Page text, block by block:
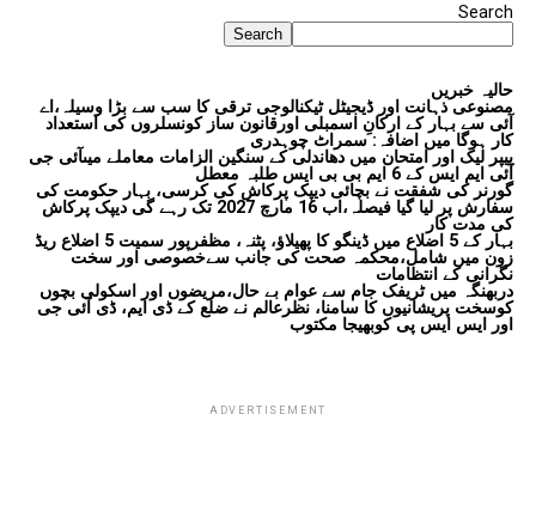
Search
Search
حالیہ خبریں
مصنوعی ذہانت اور ڈیجیٹل ٹیکنالوجی ترقی کا سب سے بڑا وسیلہ،اے
آئی سے بہار کے ارکانِ اسمبلی اورقانون ساز کونسلروں کی استعداد
کار ہوگا میں اضافہ: سمراٹ چوہدری
پیپر لیک اور امتحان میں دھاندلی کے سنگین الزامات معاملے میںآئی جی
آئی ایم ایس کے 6 ایم بی بی ایس طلبہ معطل
گورنر کی شفقت نے بچائی دیپک پرکاش کی کرسی، بہار حکومت کی
سفارش پر لیا گیا فیصلہ،اب 16 مارچ 2027 تک رہے گی دیپک پرکاش
کی مدت کار
بہار کے 5 اضلاع میں ڈینگو کا پھیلاؤ، پٹنہ، مظفرپور سمیت 5 اضلاع ریڈ
زون میں شامل،محکمہ صحت کی جانب سےخصوصی اور سخت
نگرانی کے انتظامات
دربھنگہ میں ٹریفک جام سے عوام بے حال،مریضوں اور اسکولی بچوں
کوسخت پریشانیوں کا سامنا، نظرعالم نے ضلع کے ڈی ایم، ڈی آئی جی
اور ایس ایس پی کوبھیجا مکتوب
ADVERTISEMENT